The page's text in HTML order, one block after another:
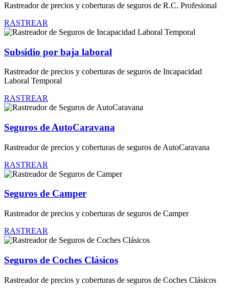
Rastreador de precios y coberturas de seguros de R.C. Profesional
RASTREAR
Subsidio por baja laboral
Rastreador de precios y coberturas de seguros de Incapacidad
Laboral Temporal
RASTREAR
Seguros de AutoCaravana
Rastreador de precios y coberturas de seguros de AutoCaravana
RASTREAR
Seguros de Camper
Rastreador de precios y coberturas de seguros de Camper
RASTREAR
Seguros de Coches Clásicos
Rastreador de precios y coberturas de seguros de Coches Clásicos